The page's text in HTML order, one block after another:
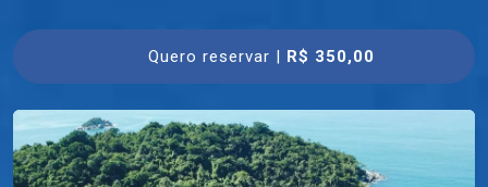
Quero reservar | R$ 350,00